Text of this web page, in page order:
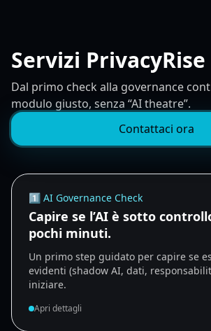
Servizi PrivacyRise
Dal primo check alla governance
modulo giusto, senza “AI theatre”.
Contattaci ora
1️⃣ AI Governance Check
Capire se l’AI è sotto
pochi minuti.
Un primo step guidato per capire se
evidenti (shadow AI, dati,
iniziare.
Apri dettagli